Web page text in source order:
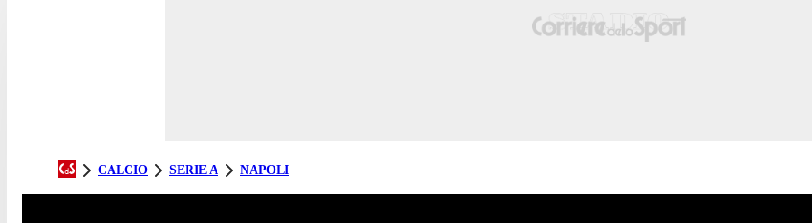
CALCIO SERIE A NAPOLI